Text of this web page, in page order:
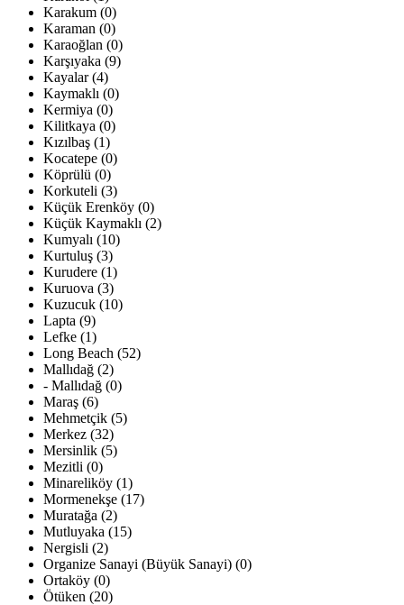
Karakum (0)
Karaman (0)
Karaoğlan (0)
Karşıyaka (9)
Kayalar (4)
Kaymaklı (0)
Kermiya (0)
Kilitkaya (0)
Kızılbaş (1)
Kocatepe (0)
Köprülü (0)
Korkuteli (3)
Küçük Erenköy (0)
Küçük Kaymaklı (2)
Kumyalı (10)
Kurtuluş (3)
Kurudere (1)
Kuruova (3)
Kuzucuk (10)
Lapta (9)
Lefke (1)
Long Beach (52)
Mallıdağ (2)
- Mallıdağ (0)
Maraş (6)
Mehmetçik (5)
Merkez (32)
Mersinlik (5)
Mezitli (0)
Minareliköy (1)
Mormenekşe (17)
Muratağa (2)
Mutluyaka (15)
Nergisli (2)
Organize Sanayi (Büyük Sanayi) (0)
Ortaköy (0)
Ötüken (20)